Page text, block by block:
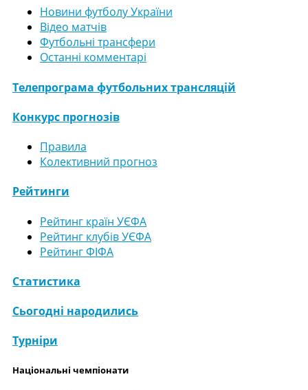
Новини футболу України
Відео матчів
Футбольні трансфери
Останні комментарі
Телепрограма футбольних трансляцій
Конкурс прогнозів
Правила
Колективний прогноз
Рейтинги
Рейтинг країн УЄФА
Рейтинг клубів УЄФА
Рейтинг ФІФА
Статистика
Сьогодні народились
Турніри
Національні чемпіонати